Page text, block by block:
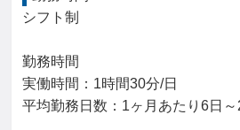
シフト制
勤務時間
実働時間：1時間30分/日
平均勤務日数：1ヶ月あたり6日～